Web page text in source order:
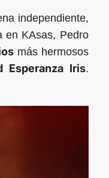
independiente,
en KAsas, Pedro
más hermosos
Esperanza Iris.